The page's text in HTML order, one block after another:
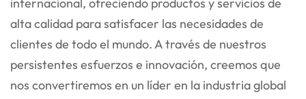
alta calidad para satisfacer las necesidades de
clientes de todo el mundo. A través de nuestros
persistentes esfuerzos e innovación, creemos que
nos convertiremos en un líder en la industria global